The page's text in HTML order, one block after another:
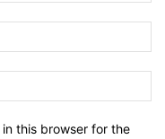
this browser for the